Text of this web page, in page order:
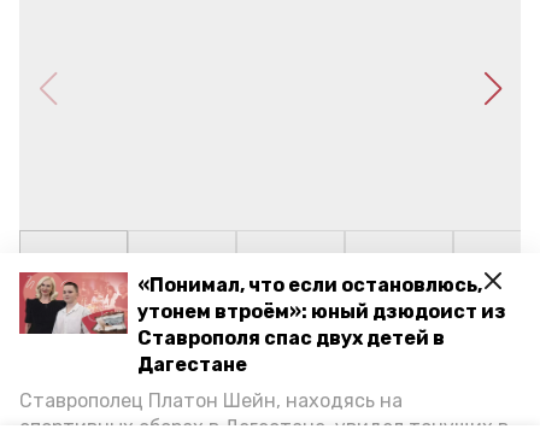
«Понимал, что если остановлюсь,
утонем втроём»: юный дзюдоист из
Ставрополя спас двух детей в
Дагестане
Ставрополец Платон Шейн, находясь на
спортивных сборах в Дегестане, увидел тонущих в
Фонтаны будут работать до холодов
Фото: Дмитрий Ахмадуллин / СКИА
солдатский конверт фестиваль